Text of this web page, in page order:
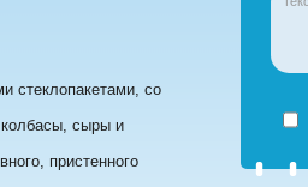
стеклопакетами, со
сыры и
пристенного